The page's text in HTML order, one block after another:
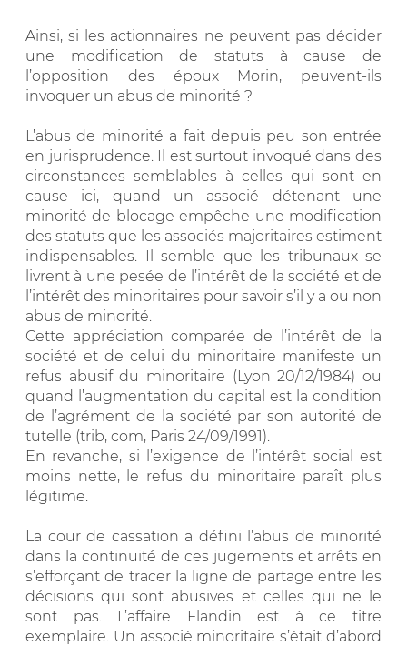
Ainsi, si les actionnaires ne peuvent pas décider
une modification de statuts à cause de
l’opposition des époux Morin, peuvent-ils
invoquer un abus de minorité ?
L’abus de minorité a fait depuis peu son entrée
en jurisprudence. Il est surtout invoqué dans des
circonstances semblables à celles qui sont en
cause ici, quand un associé détenant une
minorité de blocage empêche une modification
des statuts que les associés majoritaires estiment
indispensables. Il semble que les tribunaux se
livrent à une pesée de l’intérêt de la société et de
l’intérêt des minoritaires pour savoir s’il y a ou non
abus de minorité.
Cette appréciation comparée de l’intérêt de la
société et de celui du minoritaire manifeste un
refus abusif du minoritaire (Lyon 20/12/1984) ou
quand l’augmentation du capital est la condition
de l’agrément de la société par son autorité de
tutelle (trib, com, Paris 24/09/1991).
En revanche, si l’exigence de l’intérêt social est
moins nette, le refus du minoritaire paraît plus
légitime.
La cour de cassation a défini l’abus de minorité
dans la continuité de ces jugements et arrêts en
s’efforçant de tracer la ligne de partage entre les
décisions qui sont abusives et celles qui ne le
sont pas. L’affaire Flandin est à ce titre
exemplaire. Un associé minoritaire s’était d’abord